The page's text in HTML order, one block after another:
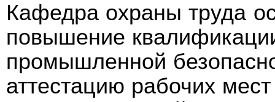
Кафедра охраны труда
повышение
промышленной
аттестацию рабочих